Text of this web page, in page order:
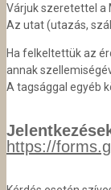
Várjuk szeretettel a
Az utat (utazás,
Ha felkeltettük az
annak
A tagsággal egyéb
https://